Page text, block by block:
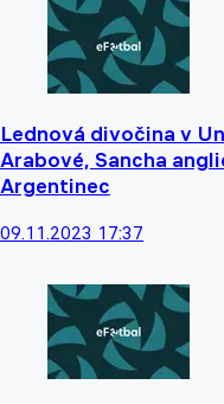
Lednová divočina v
Arabové, Sancha
Argentinec
09.11.2023 17:37